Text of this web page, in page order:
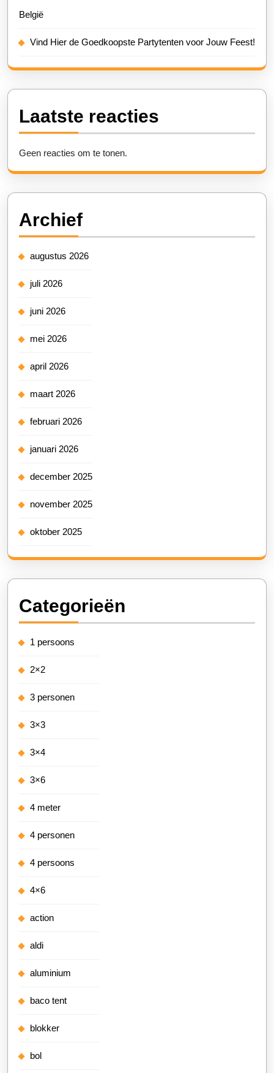
België
Vind Hier de Goedkoopste Partytenten voor Jouw Feest!
Laatste reacties
Geen reacties om te tonen.
Archief
augustus 2026
juli 2026
juni 2026
mei 2026
april 2026
maart 2026
februari 2026
januari 2026
december 2025
november 2025
oktober 2025
Categorieën
1 persoons
2×2
3 personen
3×3
3×4
3×6
4 meter
4 personen
4 persoons
4×6
action
aldi
aluminium
baco tent
blokker
bol